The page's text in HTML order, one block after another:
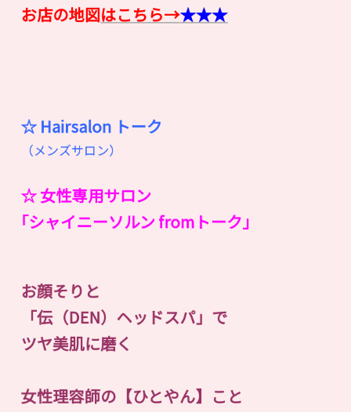
お店の地図はこちら→★★★
☆ Hairsalon トーク
（メンズサロン）
☆ 女性専用サロン
｢シャイニーソルン fromトーク｣
お顔そりと
「伝（DEN）ヘッドスパ」で
ツヤ美肌に磨く
女性理容師の【ひとやん】こと